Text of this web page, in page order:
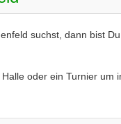
suchst, dann bist
oder ein Turnier um